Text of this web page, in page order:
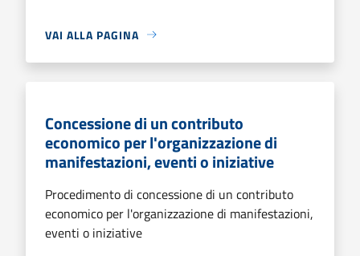
VAI ALLA PAGINA
Concessione di un contributo
economico per l'organizzazione di
manifestazioni, eventi o iniziative
Procedimento di concessione di un contributo
economico per l'organizzazione di manifestazioni,
eventi o iniziative